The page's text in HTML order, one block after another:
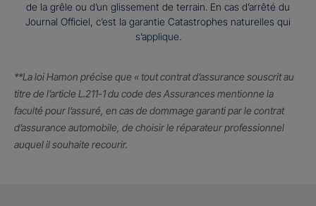
de la grêle ou d’un glissement de terrain. En cas d’arrêté du
Journal Officiel, c’est la garantie Catastrophes naturelles qui
s’applique.
**La loi Hamon précise que « tout contrat d’assurance souscrit au
titre de l’article L.211-1 du code des Assurances mentionne la
faculté pour l’assuré, en cas de dommage garanti par le contrat
d’assurance automobile, de choisir le réparateur professionnel
auquel il souhaite recourir.